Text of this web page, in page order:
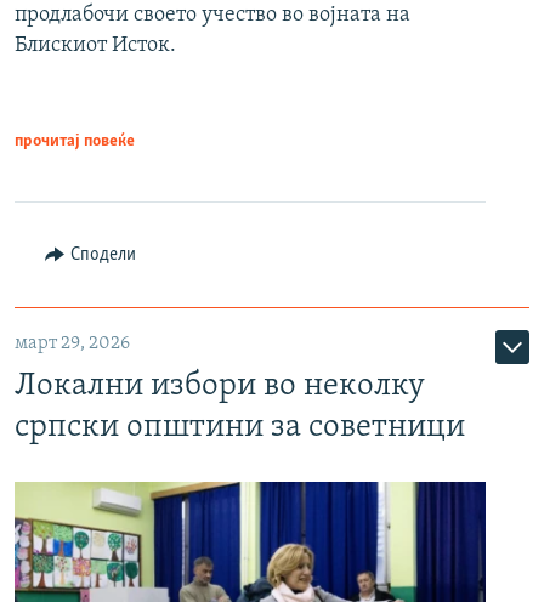
продлабочи своето учество во војната на
Блискиот Исток.
прочитај повеќе
Сподели
март 29, 2026
Локални избори во неколку
српски општини за советници